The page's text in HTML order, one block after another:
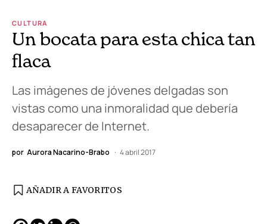
CULTURA
Un bocata para esta chica tan
flaca
Las imágenes de jóvenes delgadas son
vistas como una inmoralidad que debería
desaparecer de Internet.
por Aurora Nacarino-Brabo 4 abril 2017
AÑADIR A FAVORITOS